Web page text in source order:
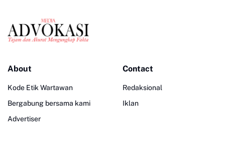
About
Kode Etik Wartawan
Bergabung bersama kami
Advertiser
Contact
Redaksional
Iklan